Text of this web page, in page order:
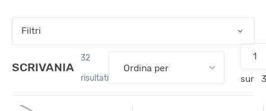
Filtri
SCRIVANIA
32
risultati
1
sur